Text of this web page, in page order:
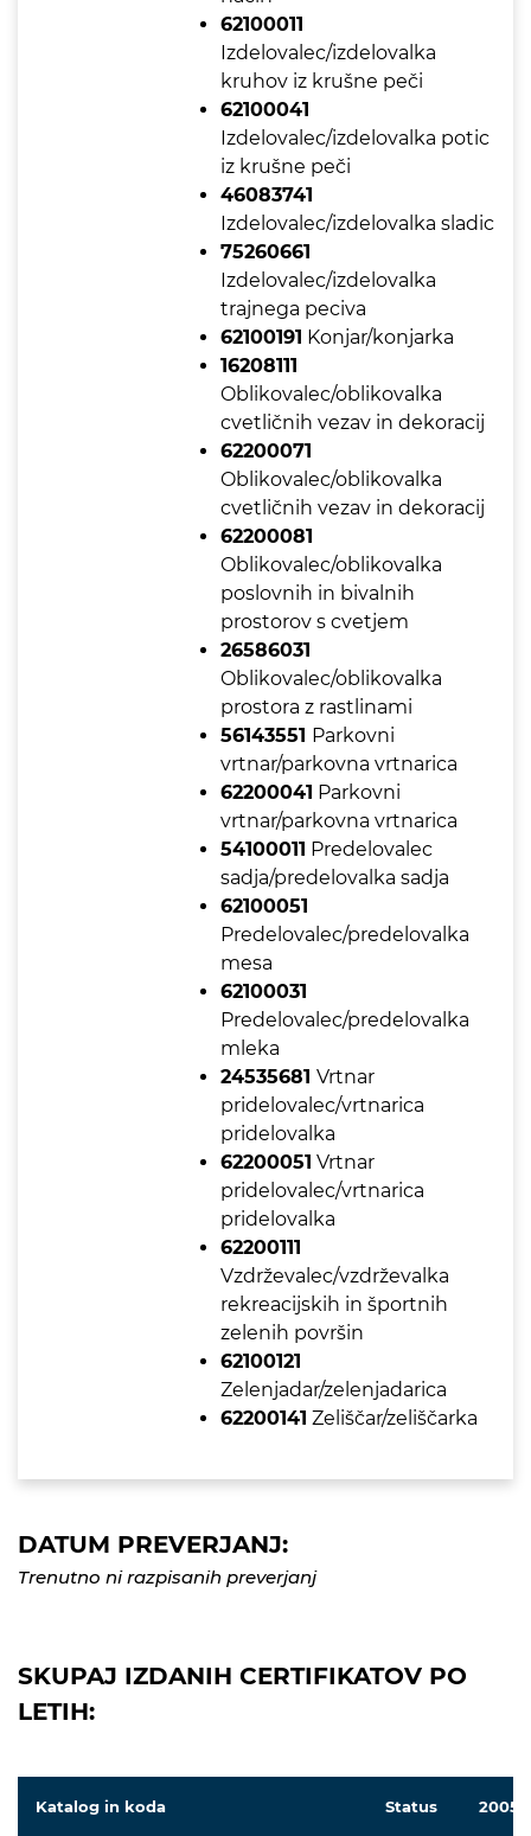
62100011
Izdelovalec/izdelovalka
kruhov iz krušne peči
62100041
Izdelovalec/izdelovalka potic
iz krušne peči
46083741
Izdelovalec/izdelovalka sladic
75260661
Izdelovalec/izdelovalka
trajnega peciva
62100191 Konjar/konjarka
16208111
Oblikovalec/oblikovalka
cvetličnih vezav in dekoracij
62200071
Oblikovalec/oblikovalka
cvetličnih vezav in dekoracij
62200081
Oblikovalec/oblikovalka
poslovnih in bivalnih
prostorov s cvetjem
26586031
Oblikovalec/oblikovalka
prostora z rastlinami
56143551 Parkovni
vrtnar/parkovna vrtnarica
62200041 Parkovni
vrtnar/parkovna vrtnarica
54100011 Predelovalec
sadja/predelovalka sadja
62100051
Predelovalec/predelovalka
mesa
62100031
Predelovalec/predelovalka
mleka
24535681 Vrtnar
pridelovalec/vrtnarica
pridelovalka
62200051 Vrtnar
pridelovalec/vrtnarica
pridelovalka
62200111
Vzdrževalec/vzdrževalka
rekreacijskih in športnih
zelenih površin
62100121
Zelenjadar/zelenjadarica
62200141 Zeliščar/zeliščarka
DATUM PREVERJANJ:
Trenutno ni razpisanih preverjanj
SKUPAJ IZDANIH CERTIFIKATOV PO
LETIH:
Katalog in koda Status 2005